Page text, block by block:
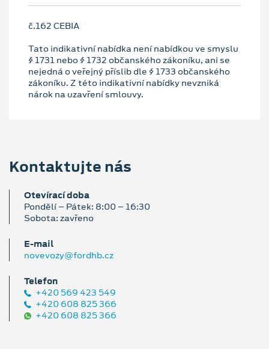
č.162 CEBIA
Tato indikativní nabídka není nabídkou ve smyslu
§ 1731 nebo § 1732 občanského zákoníku, ani se
nejedná o veřejný příslib dle § 1733 občanského
zákoníku. Z této indikativní nabídky nevzniká
nárok na uzavření smlouvy.
Kontaktujte nás
Otevírací doba
Pondělí – Pátek: 8:00 – 16:30
Sobota: zavřeno
E‑mail
novevozy@fordhb.cz
Telefon
+420 569 423 549
+420 608 825 366
+420 608 825 366